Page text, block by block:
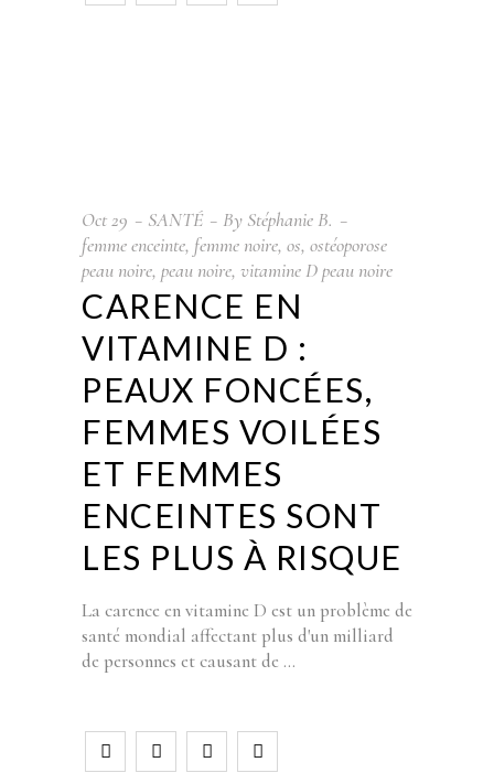
Oct29 SANTÉ By Stéphanie B.
femme enceinte, femme noire, os, ostéoporose
peau noire, peau noire, vitamine D peau noire
CARENCE EN
VITAMINE D :
PEAUX FONCÉES,
FEMMES VOILÉES
ET FEMMES
ENCEINTES SONT
LES PLUS À RISQUE
La carence en vitamine D est un problème de
santé mondial affectant plus d'un milliard
de personnes et causant de